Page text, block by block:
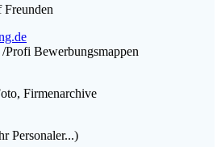
Freunden
Bewerbungsmappen
Firmenarchive
Personaler...)